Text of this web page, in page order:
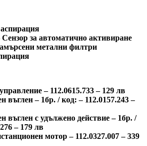
за автоматично активиране
метални филтри
– 112.0615.733 – 129 лв
въглен – 1бр. / код: – 112.0157.243 –
въглен с удължено действие – 1бр. /
– 179 лв
мотор – 112.0327.007 – 339